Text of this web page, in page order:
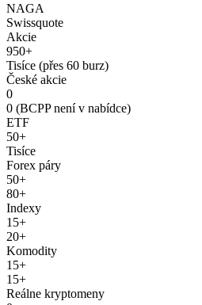
NAGA
Swissquote
Akcie
950+
Tisíce (přes 60 burz)
České akcie
0
0 (BCPP není v nabídce)
ETF
50+
Tisíce
Forex páry
50+
80+
Indexy
15+
20+
Komodity
15+
15+
Reálne kryptomeny